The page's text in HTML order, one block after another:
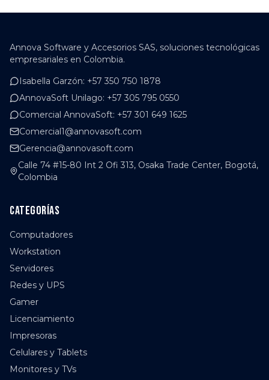
Annova Software y Accesorios SAS, soluciones tecnológicas
empresariales en Colombia.
Isabella Garzón: +57 350 750 1878
AnnovaSoft Unilago: +57 305 795 0550
Comercial AnnovaSoft: +57 301 649 1625
Comercial1@annovasoft.com
Gerencia@annovasoft.com
Calle 74 #15-80 Int 2 Ofi 313, Osaka Trade Center, Bogotá,
Colombia
Categorías
Computadores
Workstation
Servidores
Redes y UPS
Gamer
Licenciamiento
Impresoras
Celulares y Tablets
Monitores y TVs